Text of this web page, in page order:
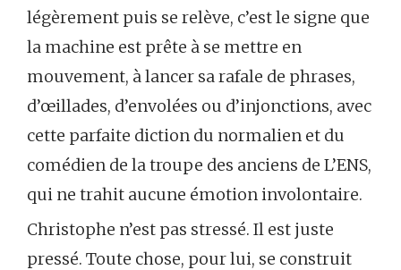
légèrement puis se relève, c’est le signe que
la machine est prête à se mettre en
mouvement, à lancer sa rafale de phrases,
d’œillades, d’envolées ou d’injonctions, avec
cette parfaite diction du normalien et du
comédien de la troupe des anciens de L’ENS,
qui ne trahit aucune émotion involontaire.
Christophe n’est pas stressé. Il est juste
pressé. Toute chose, pour lui, se construit